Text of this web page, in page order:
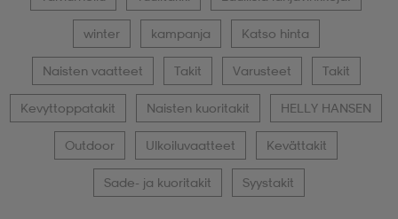
winter kampanja Katso hinta
Naisten vaatteet Takit Varusteet Takit
Kevyttoppatakit Naisten kuoritakit HELLY HANSEN
Outdoor Ulkoiluvaatteet Kevättakit
Sade- ja kuoritakit Syystakit